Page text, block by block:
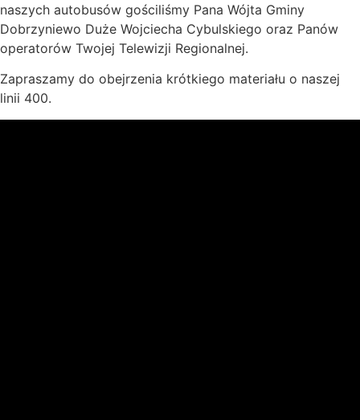
naszych autobusów gościliśmy Pana Wójta Gminy
Dobrzyniewo Duże Wojciecha Cybulskiego oraz Panów
operatorów Twojej Telewizji Regionalnej.
Zapraszamy do obejrzenia krótkiego materiału o naszej
linii 400.